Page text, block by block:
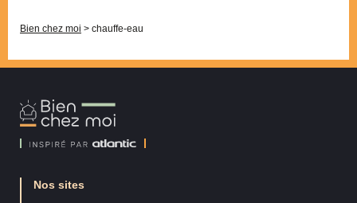
Bien chez moi > chauffe-eau
Bien
Chez
Nos sites